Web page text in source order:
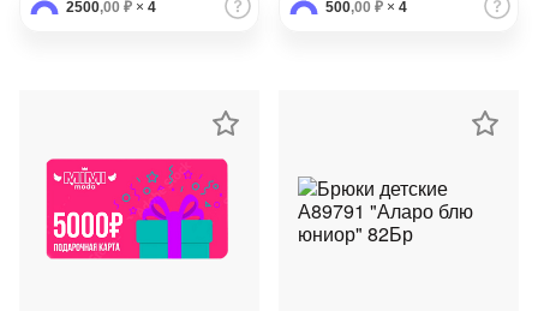
2500,00 ₽ × 4 500,00 ₽ × 4